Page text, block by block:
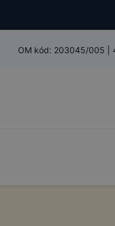
OM kód: 203045/005